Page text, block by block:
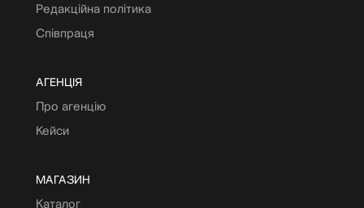
Редакційна політика
Співпраця
АГЕНЦІЯ
Про агенцію
Кейси
МАГАЗИН
Каталог